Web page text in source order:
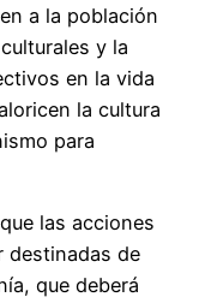
a la población
y la
en la vida
la cultura
para
las acciones
destinadas de
que deberá